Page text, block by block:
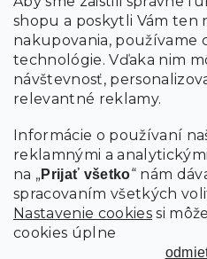
shopu a poskytli Vám ten
nakupovania, používame
technológie. Vďaka nim
návštevnosť,
relevantné reklamy.
Informácie o používaní
reklamnými a
na „Prijať všetko“ nám
spracovaním všetkých
Nastavenie cookies si
cookies úplne
Vložením údajov súhlasíte s
osobných údajov
PRIHLÁSIŤ SA